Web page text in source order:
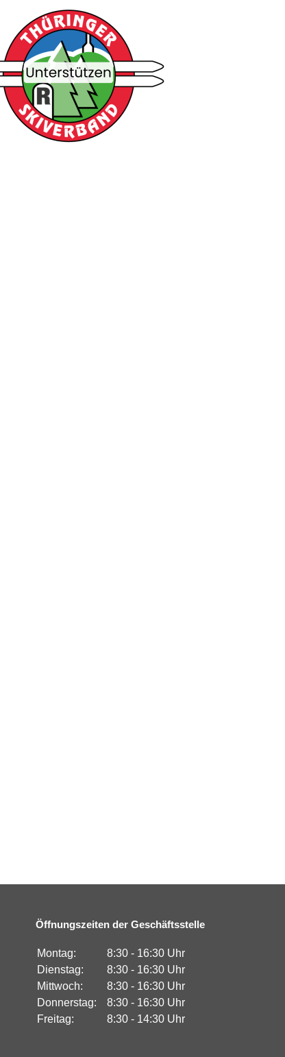
Öffnungszeiten der Geschäftsstelle
Montag:
8:30 - 16:30 Uhr
Dienstag:
8:30 - 16:30 Uhr
Mittwoch:
8:30 - 16:30 Uhr
Donnerstag:
8:30 - 16:30 Uhr
Freitag:
8:30 - 14:30 Uhr